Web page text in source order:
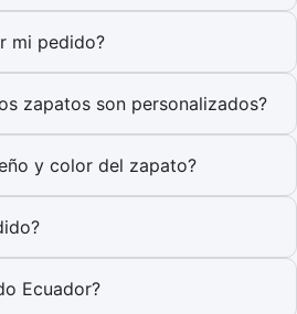
mi pedido?
zapatos son personalizados?
y color del zapato?
Ecuador?